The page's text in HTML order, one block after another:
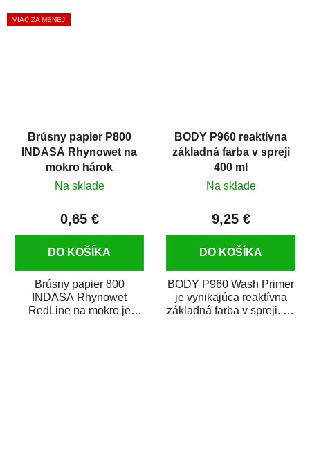
zároveň. HB BODY...
VIAC ZA MENEJ
Brúsny papier P800
INDASA Rhynowet na
mokro hárok
Na sklade
0,65 €
DO KOŠÍKA
Brúsny papier 800
INDASA Rhynowet
RedLine na mokro je
BODY P960 reaktívna
základná farba v spreji
400 ml
Na sklade
9,25 €
DO KOŠÍKA
BODY P960 Wash Primer
je vynikajúca reaktívna
základná farba v spreji. Je